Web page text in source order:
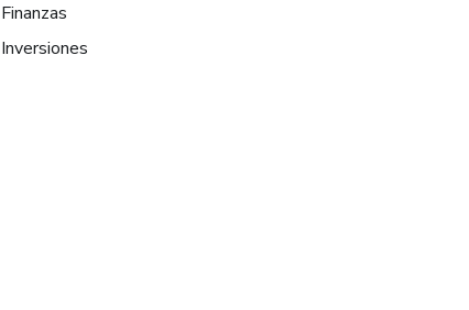
Finanzas
Inversiones